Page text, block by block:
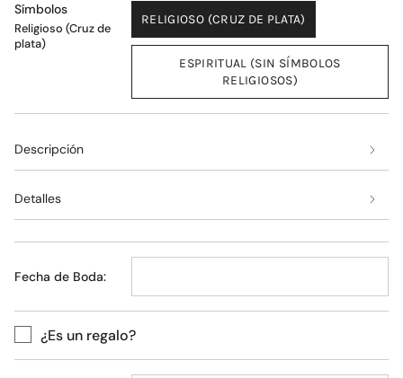
Símbolos
Religioso (Cruz de
plata)
RELIGIOSO (CRUZ DE PLATA)
ESPIRITUAL (SIN SÍMBOLOS
RELIGIOSOS)
Descripción
Detalles
Fecha de Boda:
¿Es un regalo?